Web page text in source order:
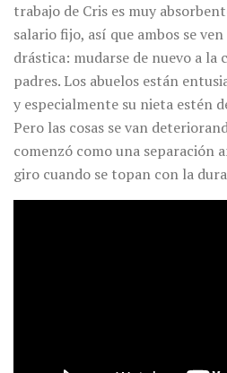
trabajo de Cris es muy
salario fijo, así que ambos se
drástica: mudarse de nuevo a la
padres. Los abuelos están
y especialmente su nieta estén
Pero las cosas se van
comenzó como una separación
giro cuando se topan con la